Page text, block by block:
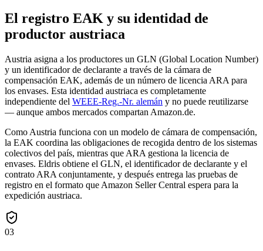
El registro EAK y su identidad de
productor austriaca
Austria asigna a los productores un GLN (Global Location Number)
y un identificador de declarante a través de la cámara de
compensación EAK, además de un número de licencia ARA para
los envases. Esta identidad austriaca es completamente
independiente del WEEE-Reg.-Nr. alemán y no puede reutilizarse
— aunque ambos mercados compartan Amazon.de.
Como Austria funciona con un modelo de cámara de compensación,
la EAK coordina las obligaciones de recogida dentro de los sistemas
colectivos del país, mientras que ARA gestiona la licencia de
envases. Eldris obtiene el GLN, el identificador de declarante y el
contrato ARA conjuntamente, y después entrega las pruebas de
registro en el formato que Amazon Seller Central espera para la
expedición austriaca.
03